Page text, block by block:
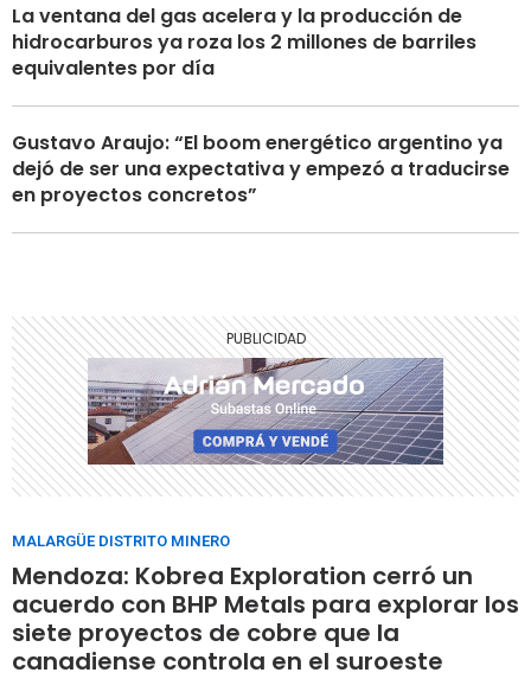
La ventana del gas acelera y la producción de
hidrocarburos ya roza los 2 millones de barriles
equivalentes por día
Gustavo Araujo: “El boom energético argentino ya
dejó de ser una expectativa y empezó a traducirse
en proyectos concretos”
MALARGÜE DISTRITO MINERO
Mendoza: Kobrea Exploration cerró un
acuerdo con BHP Metals para explorar los
siete proyectos de cobre que la
canadiense controla en el suroeste